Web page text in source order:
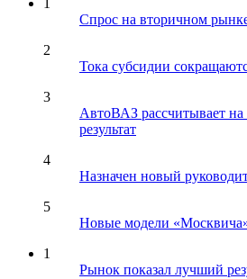
Спрос на вторичном
2
Тока субсидии
3
АвтоВАЗ рассчитывает
результат
4
Назначен новый
5
Новые модели
1
Рынок показал лучший